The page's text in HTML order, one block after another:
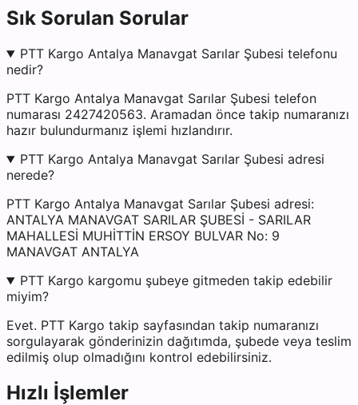
Sık Sorulan Sorular
PTT Kargo Antalya Manavgat Sarılar Şubesi telefonu
nedir?
PTT Kargo Antalya Manavgat Sarılar Şubesi telefon
numarası 2427420563. Aramadan önce takip numaranızı
hazır bulundurmanız işlemi hızlandırır.
PTT Kargo Antalya Manavgat Sarılar Şubesi adresi
nerede?
PTT Kargo Antalya Manavgat Sarılar Şubesi adresi:
ANTALYA MANAVGAT SARILAR ŞUBESİ - SARILAR
MAHALLESİ MUHİTTİN ERSOY BULVAR No: 9
MANAVGAT ANTALYA
PTT Kargo kargomu şubeye gitmeden takip edebilir
miyim?
Evet. PTT Kargo takip sayfasından takip numaranızı
sorgulayarak gönderinizin dağıtımda, şubede veya teslim
edilmiş olup olmadığını kontrol edebilirsiniz.
Hızlı İşlemler